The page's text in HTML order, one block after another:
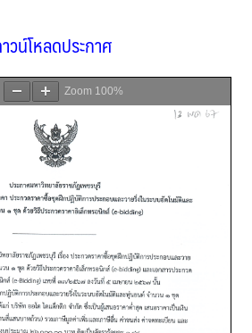
วน์โหลดประกาศ
Zoom 100%